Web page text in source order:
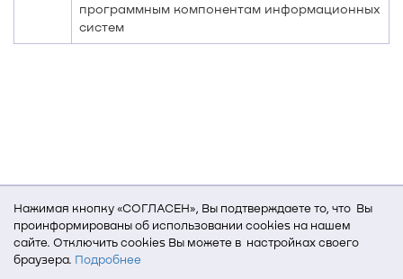
Нажимая кнопку «СОГЛАСЕН», Вы подтверждаете то, что Вы
проинформированы об использовании cookies на нашем
сайте. Отключить cookies Вы можете в настройках своего
браузера. Подробнее
программным компонентам информационных
систем